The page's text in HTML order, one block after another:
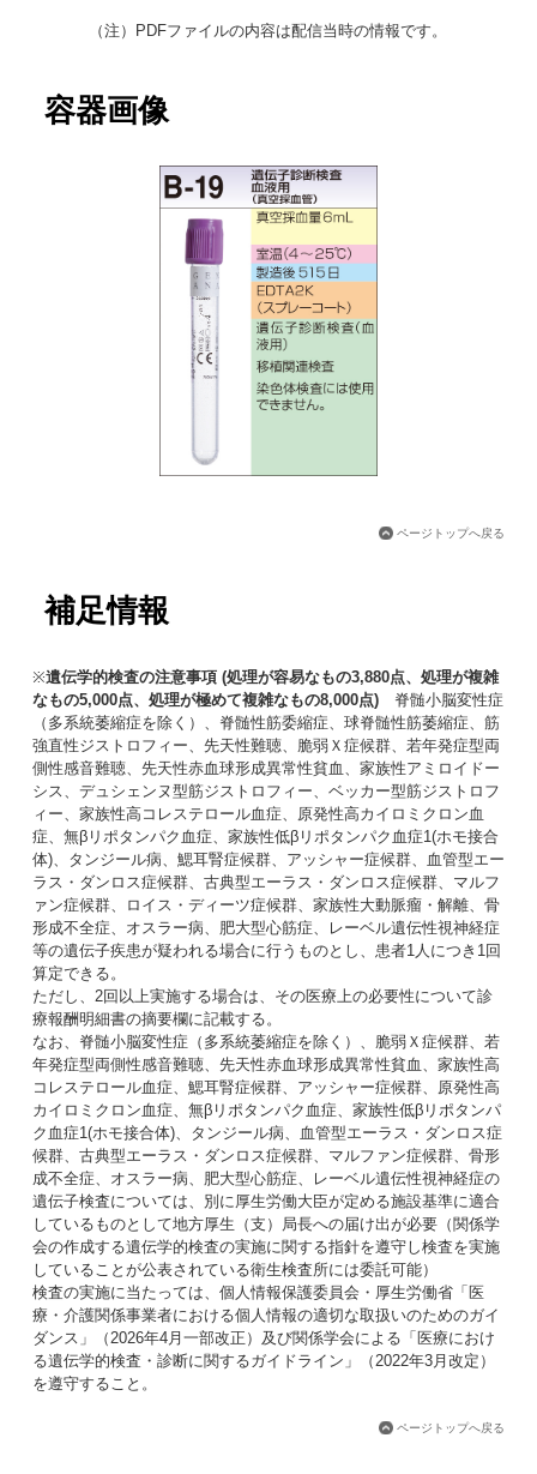
（注） PDFファイルの内容は配信当時の情報です。
容器画像
ページトップへ戻る
補足情報
※遺伝学的検査の注意事項 (処理が容易なもの3,880点、処理が複雑
なもの5,000点、処理が極めて複雑なもの8,000点)脊髄小脳変性症
（多系統萎縮症を除く）、脊髄性筋委縮症、球脊髄性筋萎縮症、筋
強直性ジストロフィー、先天性難聴、脆弱Ｘ症候群、若年発症型両
側性感音難聴、先天性赤血球形成異常性貧血、家族性アミロイドー
シス、デュシェンヌ型筋ジストロフィー、ベッカー型筋ジストロフ
ィー、家族性高コレステロール血症、原発性高カイロミクロン血
症、無βリポタンパク血症、家族性低βリポタンパク血症1(ホモ接合
体)、タンジール病、鰓耳腎症候群、アッシャー症候群、血管型エー
ラス・ダンロス症候群、古典型エーラス・ダンロス症候群、マルフ
ァン症候群、ロイス・ディーツ症候群、家族性大動脈瘤・解離、骨
形成不全症、オスラー病、肥大型心筋症、レーベル遺伝性視神経症
等の遺伝子疾患が疑われる場合に行うものとし、患者1人につき1回
算定できる。
ただし、2回以上実施する場合は、その医療上の必要性について診
療報酬明細書の摘要欄に記載する。
なお、脊髄小脳変性症（多系統萎縮症を除く）、脆弱Ｘ症候群、若
年発症型両側性感音難聴、先天性赤血球形成異常性貧血、家族性高
コレステロール血症、鰓耳腎症候群、アッシャー症候群、原発性高
カイロミクロン血症、無βリポタンパク血症、家族性低βリポタンパ
ク血症1(ホモ接合体)、タンジール病、血管型エーラス・ダンロス症
候群、古典型エーラス・ダンロス症候群、マルファン症候群、骨形
成不全症、オスラー病、肥大型心筋症、レーベル遺伝性視神経症の
遺伝子検査については、別に厚生労働大臣が定める施設基準に適合
しているものとして地方厚生（支）局長への届け出が必要（関係学
会の作成する遺伝学的検査の実施に関する指針を遵守し検査を実施
していることが公表されている衛生検査所には委託可能）
検査の実施に当たっては、個人情報保護委員会・厚生労働省「医
療・介護関係事業者における個人情報の適切な取扱いのためのガイ
ダンス」（2026年4月一部改正）及び関係学会による「医療におけ
る遺伝学的検査・診断に関するガイドライン」（2022年3月改定）
を遵守すること。
ページトップへ戻る